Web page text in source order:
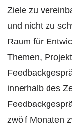
Ziele zu
und nicht zu
Raum für
Themen,
innerhalb des
zwölf Monaten